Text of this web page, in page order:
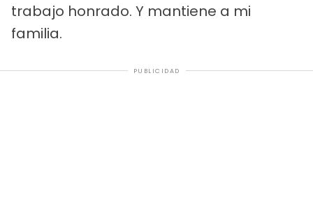
trabajo honrado. Y mantiene a mi
familia.
PUBLICIDAD